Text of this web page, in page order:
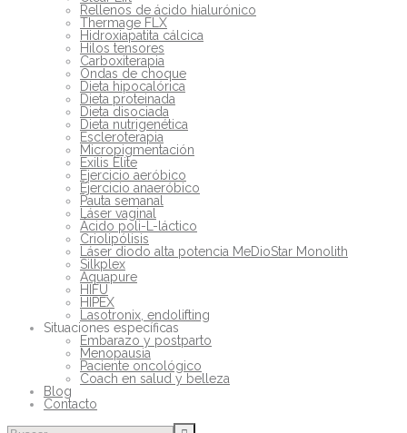
Rellenos de ácido hialurónico
Thermage FLX
Hidroxiapatita cálcica
Hilos tensores
Carboxiterapia
Ondas de choque
Dieta hipocalórica
Dieta proteinada
Dieta disociada
Dieta nutrigenética
Escleroterapia
Micropigmentación
Exilis Elite
Ejercicio aeróbico
Ejercicio anaeróbico
Pauta semanal
Láser vaginal
Ácido poli-L-láctico
Criolipólisis
Láser diodo alta potencia MeDioStar Monolith
Silkplex
Aquapure
HIFU
HIPEX
Lasotronix, endolifting
Situaciones específicas
Embarazo y postparto
Menopausia
Paciente oncológico
Coach en salud y belleza
Blog
Contacto